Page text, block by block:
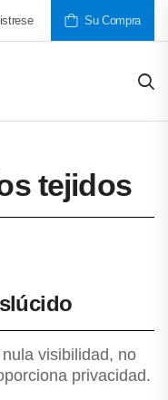
Más De 30 Años Al Servicio
Su Compra
tejidos
visibilidad, no
privacidad.